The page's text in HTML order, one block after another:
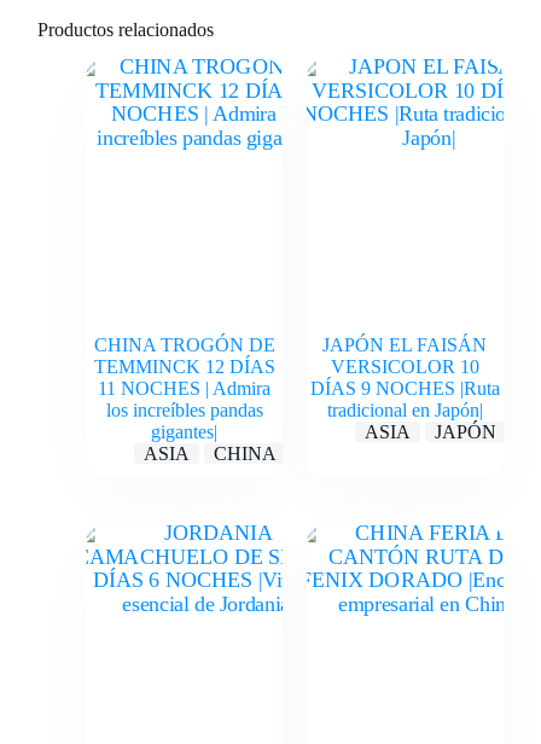
Productos relacionados
CHINA TROGÓN DE
TEMMINCK 12 DÍAS
11 NOCHES | Admira
los increíbles pandas
gigantes|
ASIA
CHINA
JAPÓN EL FAISÁN
VERSICOLOR 10
DÍAS 9 NOCHES |Ruta
tradicional en Japón|
ASIA
JAPÓN